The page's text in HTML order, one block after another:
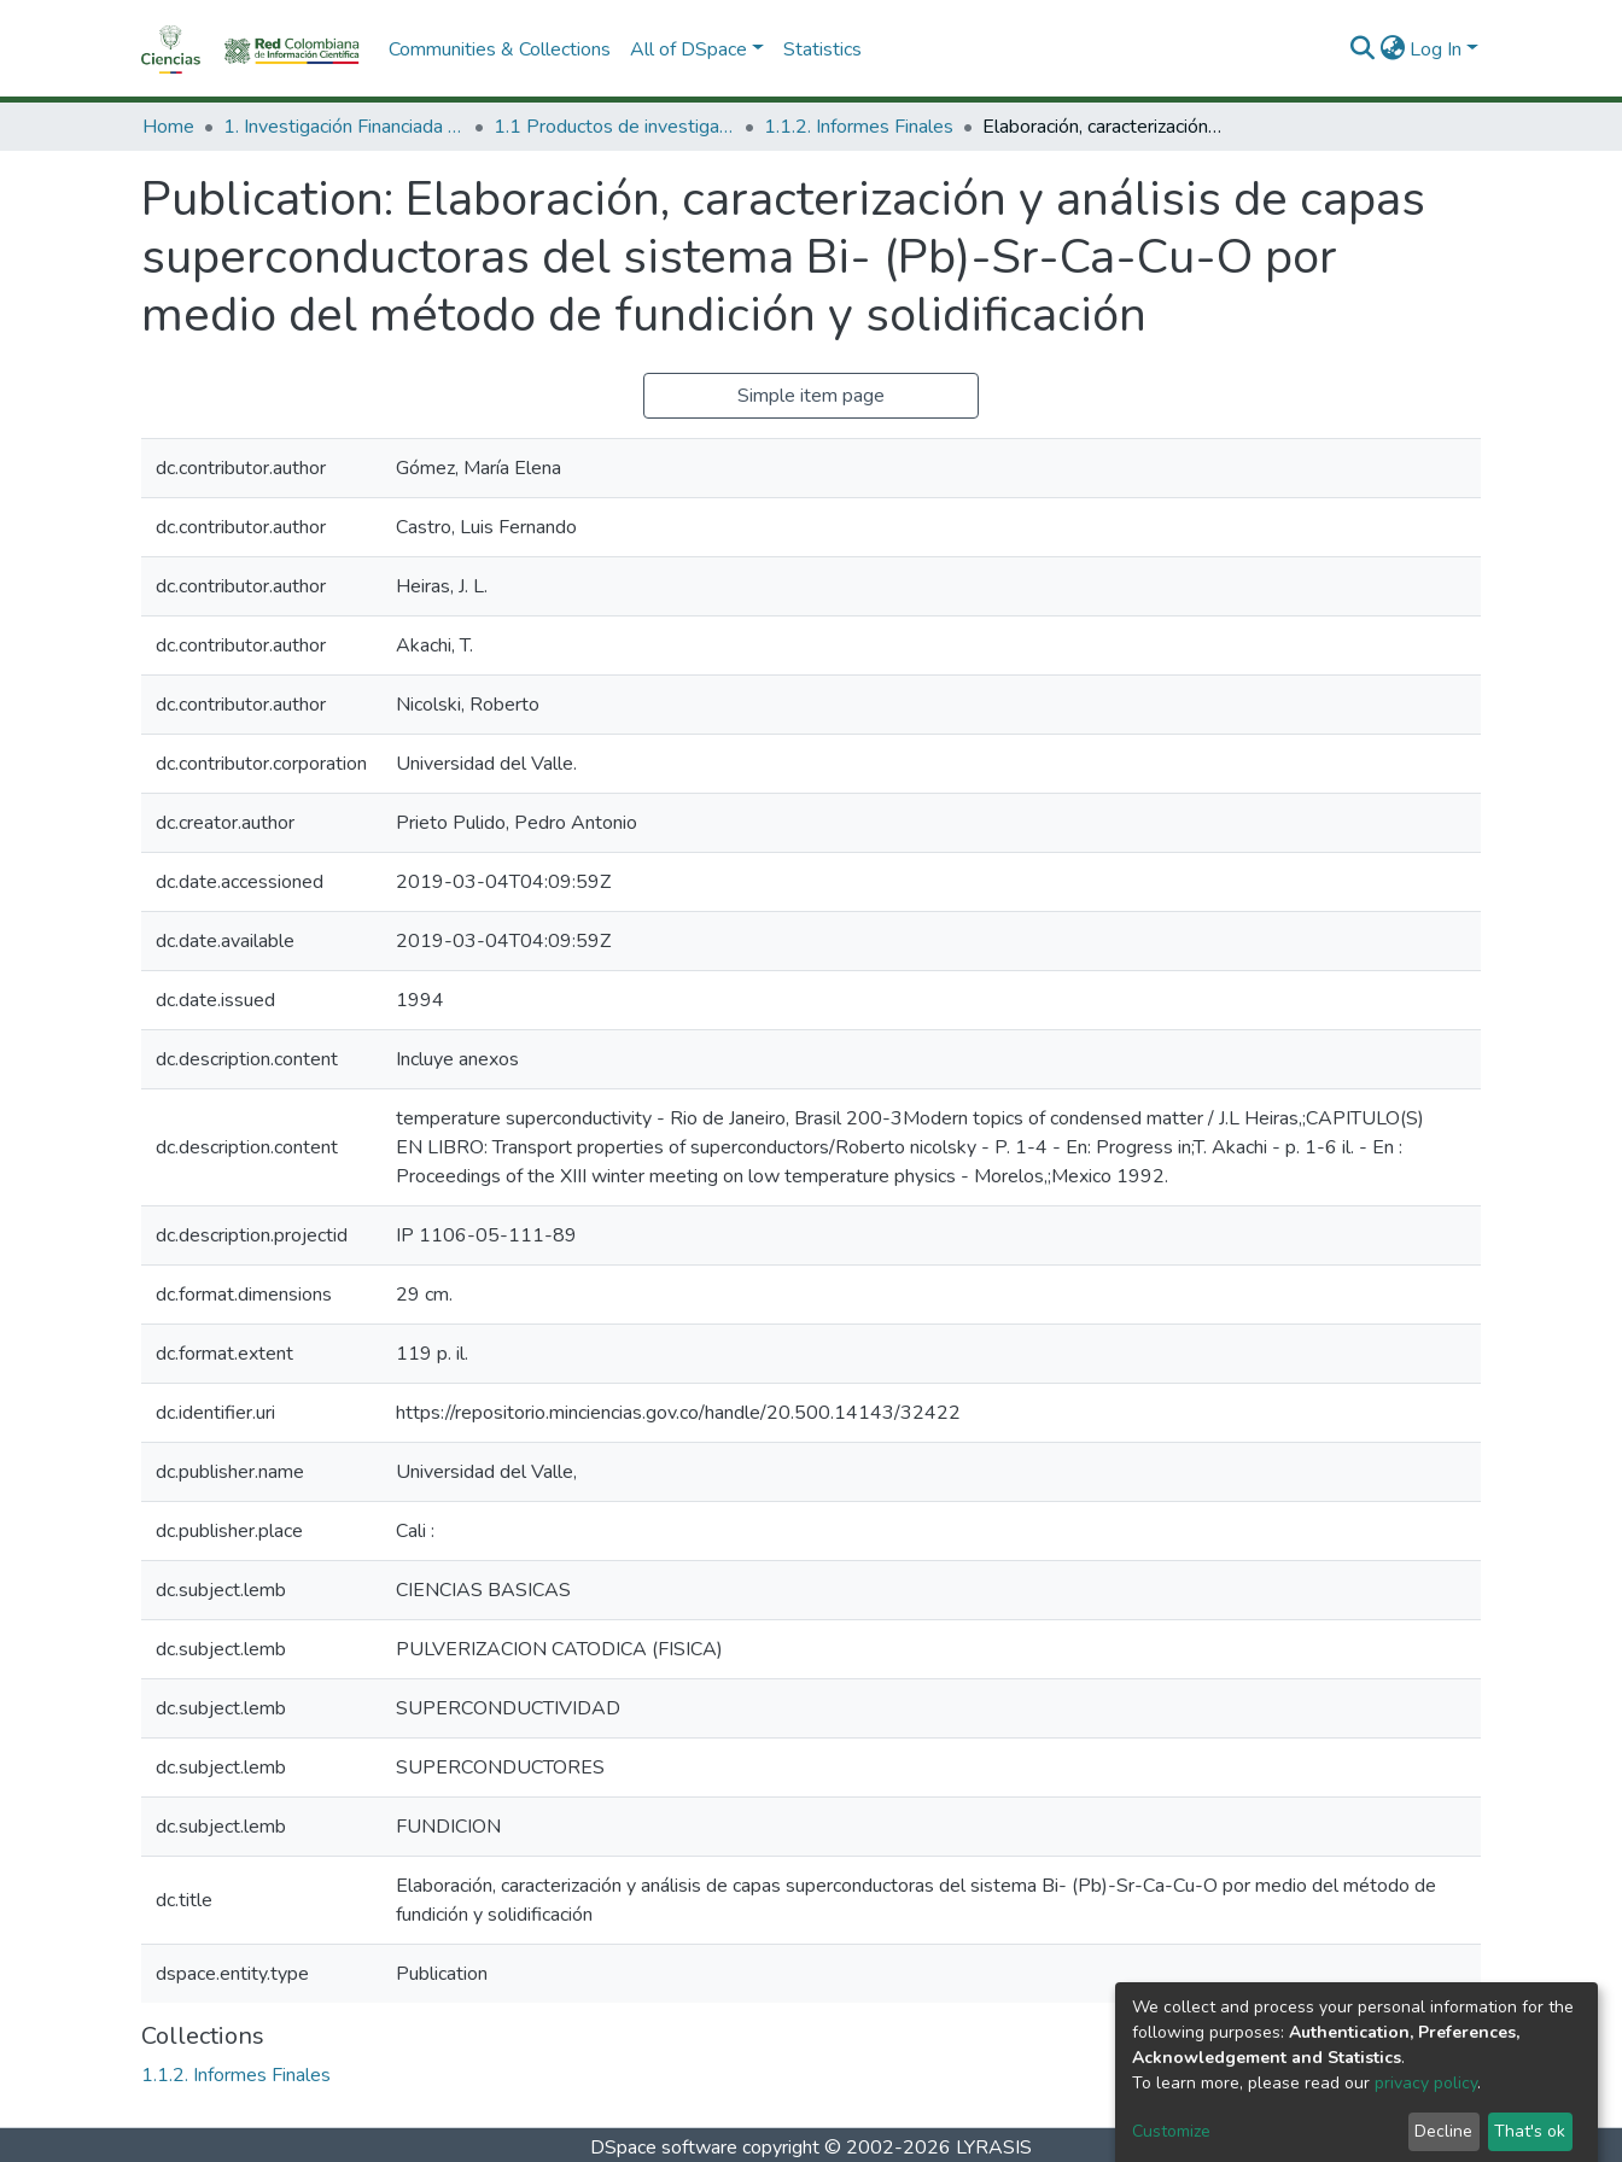
Communities & Collections All of DSpace Statistics Log In
Home 1. Investigación Financiada con Recursos Públicos 1.1 Productos de investigación 1.1.2. Informes Finales Elaboración, caracterización y análisis de capas superconductoras del sistema Bi- (Pb)-Sr-Ca-Cu-O por medio del método de fundición y solidificación
Publication: Elaboración, caracterización y análisis de capas
superconductoras del sistema Bi- (Pb)-Sr-Ca-Cu-O por
medio del método de fundición y solidificación
Simple item page
dc.contributor.author Gómez, María Elena
dc.contributor.author Castro, Luis Fernando
dc.contributor.author Heiras, J. L.
dc.contributor.author Akachi, T.
dc.contributor.author Nicolski, Roberto
dc.contributor.corporation Universidad del Valle.
dc.creator.author Prieto Pulido, Pedro Antonio
dc.date.accessioned 2019-03-04T04:09:59Z
dc.date.available 2019-03-04T04:09:59Z
dc.date.issued 1994
dc.description.content Incluye anexos
dc.description.content
temperature superconductivity - Rio de Janeiro, Brasil 200-3Modern topics of condensed matter / J.L Heiras,;CAPITULO(S)
EN LIBRO: Transport properties of superconductors/Roberto nicolsky - P. 1-4 - En: Progress in;T. Akachi - p. 1-6 il. - En :
Proceedings of the XIII winter meeting on low temperature physics - Morelos,;Mexico 1992.
dc.description.projectid IP 1106-05-111-89
dc.format.dimensions 29 cm.
dc.format.extent 119 p. il.
dc.identifier.uri https://repositorio.minciencias.gov.co/handle/20.500.14143/32422
dc.publisher.name Universidad del Valle,
dc.publisher.place Cali :
dc.subject.lemb CIENCIAS BASICAS
dc.subject.lemb PULVERIZACION CATODICA (FISICA)
dc.subject.lemb SUPERCONDUCTIVIDAD
dc.subject.lemb SUPERCONDUCTORES
dc.subject.lemb FUNDICION
dc.title
Elaboración, caracterización y análisis de capas superconductoras del sistema Bi- (Pb)-Sr-Ca-Cu-O por medio del método de
fundición y solidificación
dspace.entity.type Publication
Collections
1.1.2. Informes Finales
DSpace software copyright © 2002-2026 LYRASIS
We collect and process your personal information for the
following purposes: Authentication, Preferences,
Acknowledgement and Statistics.
To learn more, please read our privacy policy.
Customize Decline That's ok